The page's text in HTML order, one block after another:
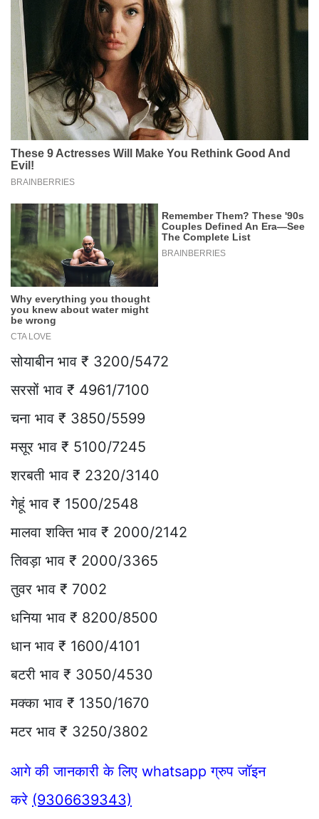
सोयाबीन भाव ₹ 3200/5472
सरसों भाव ₹ 4961/7100
चना भाव ₹ 3850/5599
मसूर भाव ₹ 5100/7245
शरबती भाव ₹ 2320/3140
गेहूं भाव ₹ 1500/2548
मालवा शक्ति भाव ₹ 2000/2142
तिवड़ा भाव ₹ 2000/3365
तुवर भाव ₹ 7002
धनिया भाव ₹ 8200/8500
धान भाव ₹ 1600/4101
बटरी भाव ₹ 3050/4530
मक्का भाव ₹ 1350/1670
मटर भाव ₹ 3250/3802
आगे की जानकारी के लिए whatsapp ग्रुप जॉइन
करे (9306639343)